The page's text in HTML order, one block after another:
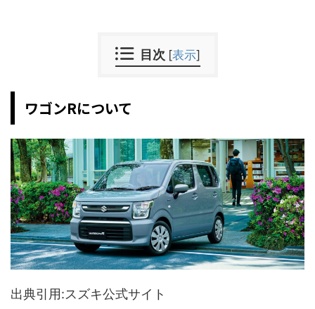
目次 [表示]
ワゴンRについて
出典引用:スズキ公式サイト